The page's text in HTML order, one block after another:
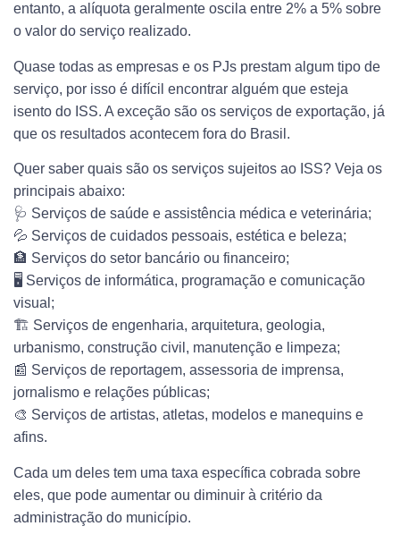
entanto, a alíquota geralmente oscila entre 2% a 5% sobre
o valor do serviço realizado.
Quase todas as empresas e os PJs prestam algum tipo de
serviço, por isso é difícil encontrar alguém que esteja
isento do ISS. A exceção são os serviços de exportação, já
que os resultados acontecem fora do Brasil.
Quer saber quais são os serviços sujeitos ao ISS? Veja os
principais abaixo:
🩺 Serviços de saúde e assistência médica e veterinária;
💦 Serviços de cuidados pessoais, estética e beleza;
🏦 Serviços do setor bancário ou financeiro;
🖥️ Serviços de informática, programação e comunicação
visual;
🏗️ Serviços de engenharia, arquitetura, geologia,
urbanismo, construção civil, manutenção e limpeza;
📰 Serviços de reportagem, assessoria de imprensa,
jornalismo e relações públicas;
🎨 Serviços de artistas, atletas, modelos e manequins e
afins.
Cada um deles tem uma taxa específica cobrada sobre
eles, que pode aumentar ou diminuir à critério da
administração do município.